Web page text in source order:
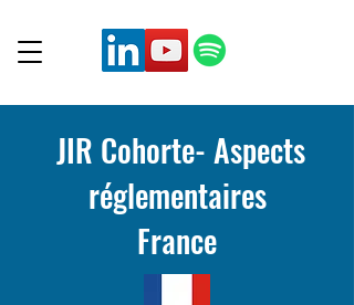
JIR Cohorte- Aspects
réglementaires
France